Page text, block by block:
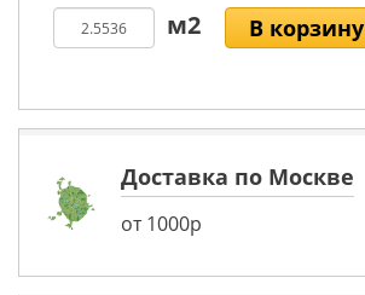
В корзину
Доставка по Москве
от 1000р